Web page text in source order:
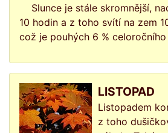
Slunce je stále skromnější,
10 hodin a z toho svítí na zem
což je pouhých 6 % celoročního
LISTOPAD
Listopadem
z toho